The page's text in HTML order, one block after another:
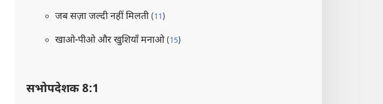
जब सज़ा जल्दी नहीं मिलती (11)
खाओ-पीओ और खुशियाँ मनाओ (15)
सभोपदेशक 8:1